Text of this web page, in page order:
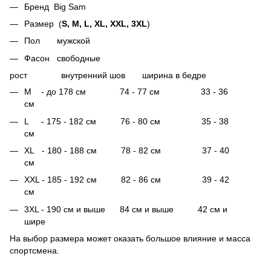
Бренд Big Sam
Размер (S, M, L, XL, XXL, 3XL)
Пол мужской
Фасон свободные
рост внутренний шов ширина в бедре
М - до 178 см 74 - 77 см 33 - 36
см
L - 175 - 182 см 76 - 80 см 35 - 38
см
XL - 180 - 188 см 78 - 82 см 37 - 40
см
XXL - 185 - 192 см 82 - 86 см 39 - 42
см
3XL - 190 см и выше 84 см и выше 42 см и
шире
На выбор размера может оказать большое влияние и масса
спортсмена.